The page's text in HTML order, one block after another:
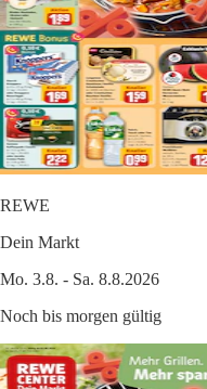
REWE
Dein Markt
Mo. 3.8. - Sa. 8.8.2026
Noch bis morgen gültig